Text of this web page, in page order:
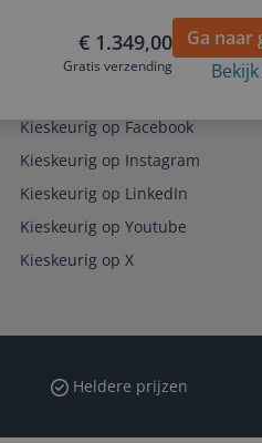
€ 1.349,00
Gratis verzending
Ga naar
Kieskeurig op Facebook
Kieskeurig op Instagram
Kieskeurig op LinkedIn
Kieskeurig op Youtube
Kieskeurig op X
Heldere prijzen